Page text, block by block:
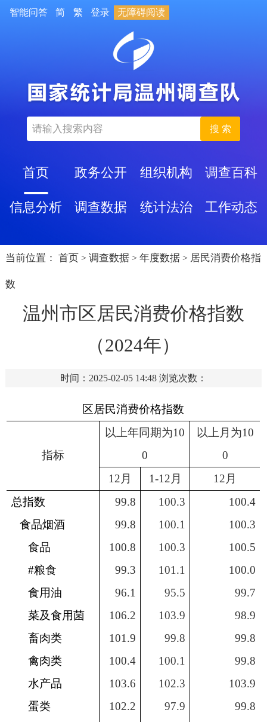
智能问答 简 繁 登录 无障碍阅读
搜 索
首页 政务公开 组织机构 调查百科
信息分析 调查数据 统计法治 工作动态
当前位置： 首页 > 调查数据 > 年度数据 > 居民消费价格指
数
温州市区居民消费价格指数
（2024年）
时间：2025-02-05 14:48 浏览次数：
区居民消费价格指数
指标
以上年同期为10
0
以上月为10
0
12月 1-12月 12月
总指数
99.8 100.3
100.4
食品烟酒
99.8 100.1
100.3
食品
100.8 100.3
100.5
#粮食 99.3 101.1
100.0
食用油
96.1 95.5
99.7
菜及食用菌
106.2 103.9
98.9
畜肉类
101.9 99.8
99.8
禽肉类
100.4 100.1
99.8
水产品
103.6 102.3
103.9
蛋类
102.2 97.9
99.8